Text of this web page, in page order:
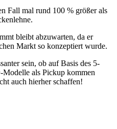
Fall mal rund 100 % größer als
bleibt abzuwarten, da er
Markt so konzeptiert wurde.
sein, ob auf Basis des 5-
Modelle als Pickup kommen
auch hierher schaffen!